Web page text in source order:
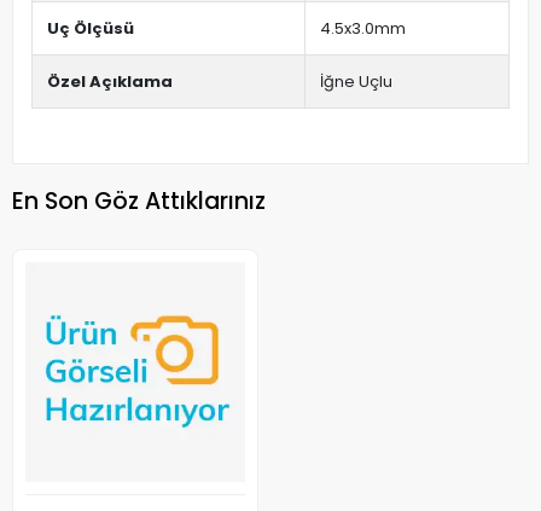
Uç Ölçüsü 4.5x3.0mm
Özel Açıklama İğne Uçlu
En Son Göz Attıklarınız